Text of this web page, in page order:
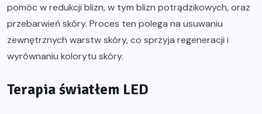
pomóc w redukcji blizn, w tym blizn potrądzikowych, oraz
przebarwień skóry. Proces ten polega na usuwaniu
zewnętrznych warstw skóry, co sprzyja regeneracji i
wyrównaniu kolorytu skóry.
Terapia światłem LED